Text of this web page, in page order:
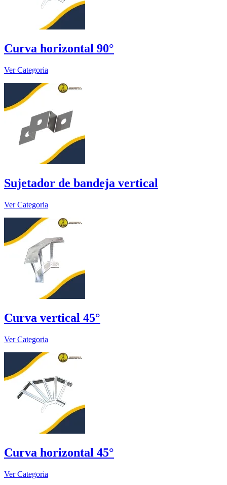
Curva horizontal 90°
Ver Categoria
Sujetador de bandeja vertical
Ver Categoria
Curva vertical 45°
Ver Categoria
Curva horizontal 45°
Ver Categoria